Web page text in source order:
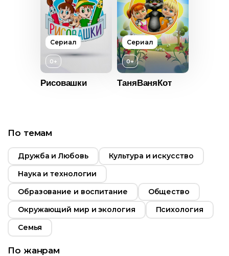
Возраст 12+
Год 2022
Страна
Язык
Сериал
0+
Рисовашки
Возраст
Год 2018
Страна Россия
Сериал
0+
ТаняВаняКот
По темам
Дружба и Любовь
Культура и искусство
Наука и технологии
Образование и воспитание
Общество
Окружающий мир и экология
Психология
Семья
По жанрам